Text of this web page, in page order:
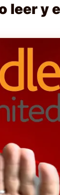
leer y